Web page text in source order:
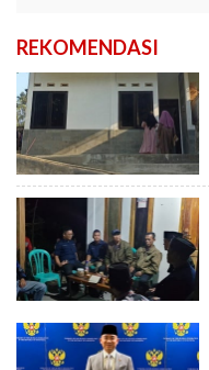
REKOMENDASI